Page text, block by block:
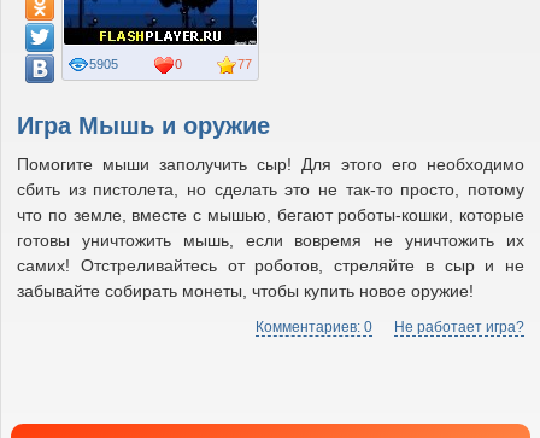
Игра Мышь и оружие
Помогите мыши заполучить сыр! Для этого его необходимо
сбить из пистолета, но сделать это не так-то просто, потому
что по земле, вместе с мышью, бегают роботы-кошки, которые
готовы уничтожить мышь, если вовремя не уничтожить их
самих! Отстреливайтесь от роботов, стреляйте в сыр и не
забывайте собирать монеты, чтобы купить новое оружие!
Комментариев: 0 Не работает игра?
77
5905 0